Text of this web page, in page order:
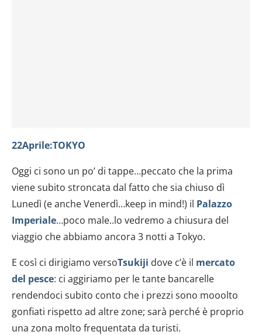
22Aprile:TOKYO
Oggi ci sono un po’ di tappe…peccato che la prima
viene subito stroncata dal fatto che sia chiuso dì
Lunedì (e anche Venerdì…keep in mind!) il Palazzo
Imperiale…poco male..lo vedremo a chiusura del
viaggio che abbiamo ancora 3 notti a Tokyo.
E così ci dirigiamo versoTsukiji dove c’è il mercato
del pesce: ci aggiriamo per le tante bancarelle
rendendoci subito conto che i prezzi sono mooolto
gonfiati rispetto ad altre zone; sarà perché è proprio
una zona molto frequentata da turisti.